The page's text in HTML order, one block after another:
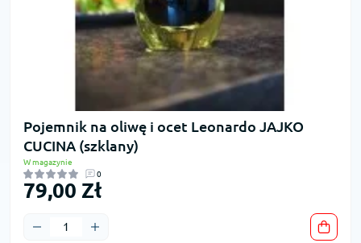
Pojemnik na oliwę i ocet Leonardo JAJKO
CUCINA (szklany)
W magazynie
0
79,00 Zł